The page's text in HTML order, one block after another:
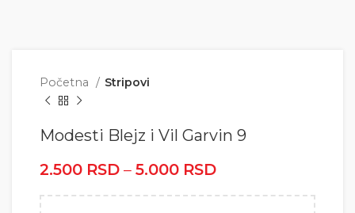
Početna Stripovi
Modesti Blejz i Vil Garvin 9
2.500 RSD – 5.000 RSD